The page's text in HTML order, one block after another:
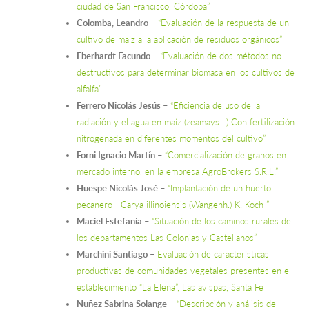
ciudad de San Francisco, Córdoba”
Colomba, Leandro – “Evaluación de la respuesta de un
cultivo de maíz a la aplicación de residuos orgánicos”
Eberhardt Facundo – “Evaluación de dos métodos no
destructivos para determinar biomasa en los cultivos de
alfalfa”
Ferrero Nicolás Jesús – “Eficiencia de uso de la
radiación y el agua en maíz (zeamays l.) Con fertilización
nitrogenada en diferentes momentos del cultivo”
Forni Ignacio Martín – “Comercialización de granos en
mercado interno, en la empresa AgroBrokers S.R.L.”
Huespe Nicolás José – “Implantación de un huerto
pecanero –Carya illinoiensis (Wangenh.) K. Koch-”
Maciel Estefanía – “Situación de los caminos rurales de
los departamentos Las Colonias y Castellanos”
Marchini Santiago – Evaluación de características
productivas de comunidades vegetales presentes en el
establecimiento “La Elena”, Las avispas, Santa Fe
Nuñez Sabrina Solange – “Descripción y análisis del